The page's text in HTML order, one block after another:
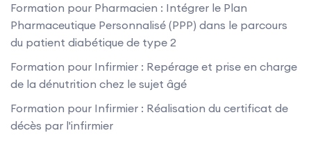
Formation pour Pharmacien : Intégrer le Plan
Pharmaceutique Personnalisé (PPP) dans le parcours
du patient diabétique de type 2
Formation pour Infirmier : Repérage et prise en charge
de la dénutrition chez le sujet âgé
Formation pour Infirmier : Réalisation du certificat de
décès par l'infirmier